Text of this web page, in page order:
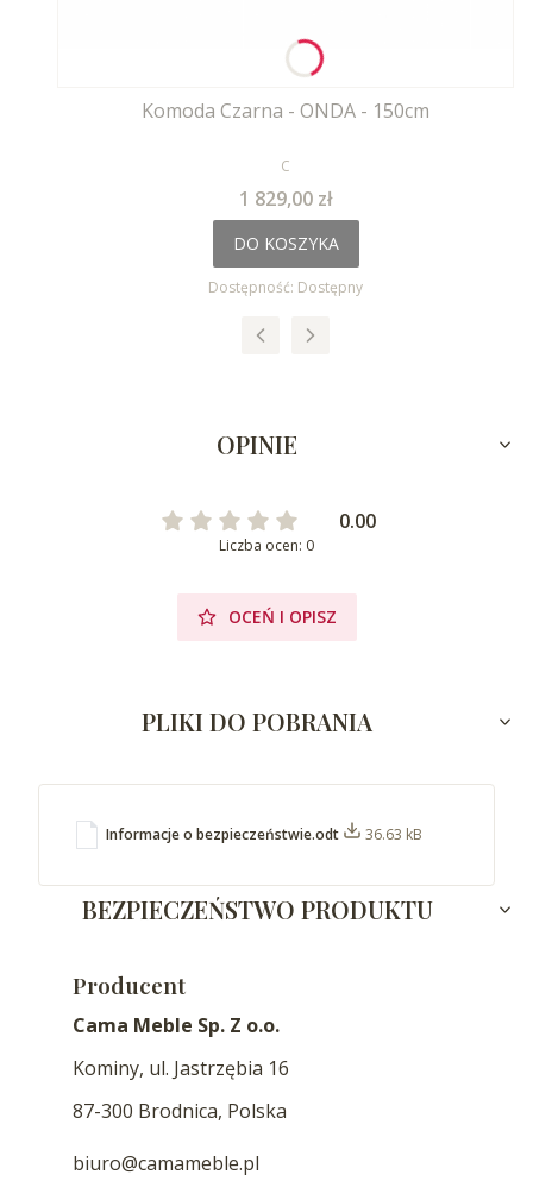
Komoda Czarna - ONDA - 150cm
PRODUCENT
C
Cena
1 829,00 zł
DO KOSZYKA
Dostępność: Dostępny
OPINIE
0.00
Liczba ocen: 0
OCEŃ I OPISZ
PLIKI DO POBRANIA
Informacje o bezpieczeństwie.odt 36.63 kB
BEZPIECZEŃSTWO PRODUKTU
Producent
Cama Meble Sp. Z o.o.
Kominy, ul. Jastrzębia 16
87-300 Brodnica, Polska
biuro@camameble.pl